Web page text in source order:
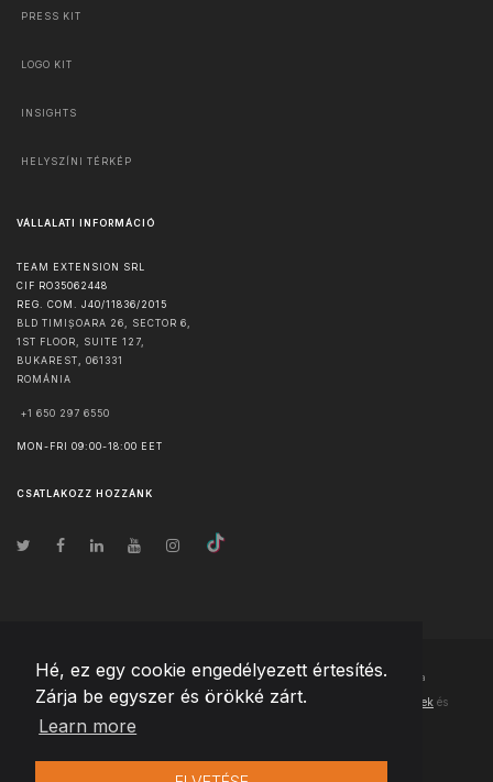
Hé, ez egy cookie engedélyezett értesítés.
Zárja be egyszer és örökké zárt.
Learn more
PRESS KIT
LOGO KIT
INSIGHTS
HELYSZÍNI TÉRKÉP
VÁLLALATI INFORMÁCIÓ
TEAM EXTENSION SRL
CIF RO35062448
REG. COM. J40/11836/2015
BLD TIMIȘOARA 26, SECTOR 6,
1ST FLOOR, SUITE 127,
BUKAREST
061331
ROMÁNIA
+1 650 297 6550
MON-FRI 09:00-18:00 EET
CSATLAKOZZ HOZZÁNK
© Szerzői jog2026 Team Extension Hungary- Minden jog fenntartva
Changelog ● Ezen webhely használatával elfogadja Használati feltételek és